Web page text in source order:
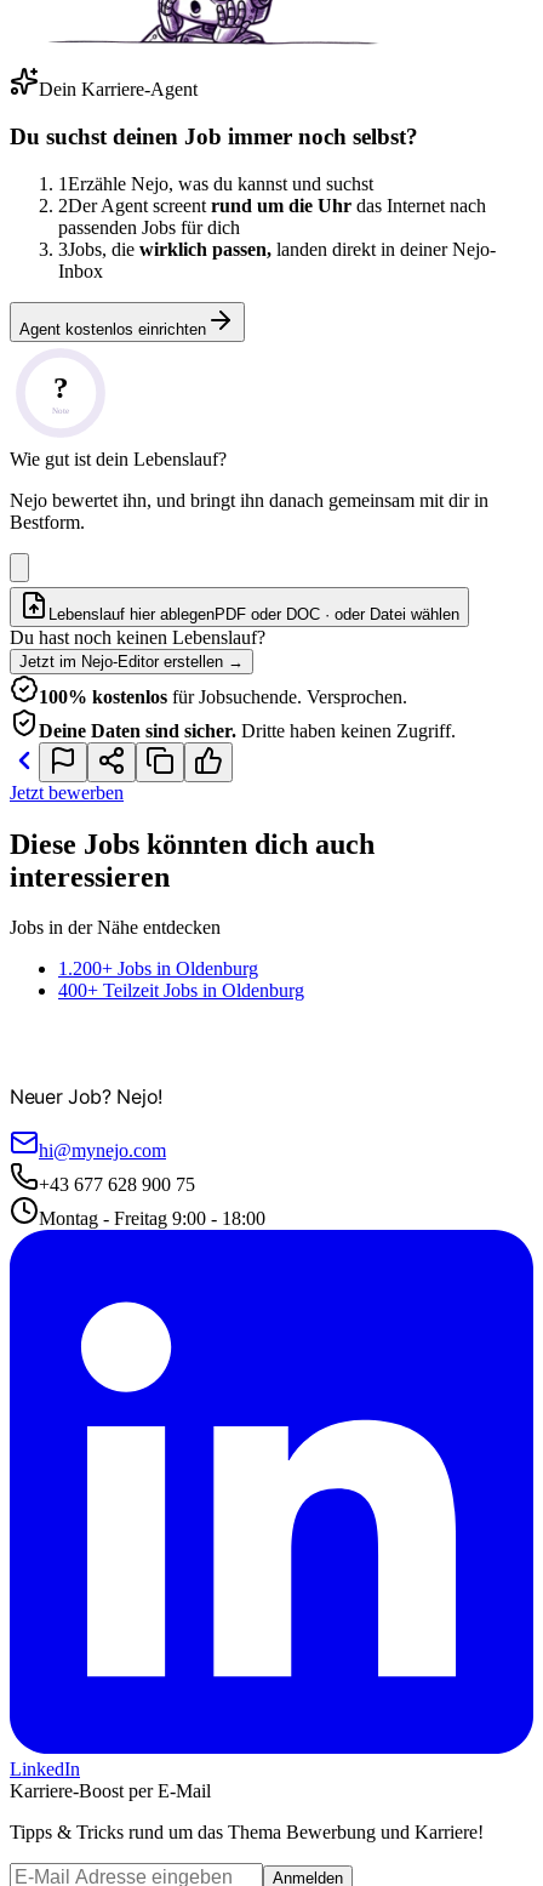
Dein Karriere-Agent
Du suchst deinen Job immer noch selbst?
1Erzähle Nejo, was du kannst und suchst
2Der Agent screent rund um die Uhr das Internet nach
passenden Jobs für dich
3Jobs, die wirklich passen, landen direkt in deiner Nejo-
Inbox
Agent kostenlos einrichten
?
Note
Wie gut ist dein Lebenslauf?
Nejo bewertet ihn, und bringt ihn danach gemeinsam mit dir in
Bestform.
Lebenslauf hier ablegenPDF oder DOC · oder Datei wählen
Du hast noch keinen Lebenslauf?
Jetzt im Nejo-Editor erstellen →
100% kostenlos für Jobsuchende. Versprochen.
Deine Daten sind sicher. Dritte haben keinen Zugriff.
Jetzt bewerben
Diese Jobs könnten dich auch
interessieren
Jobs in der Nähe entdecken
1.200+ Jobs in Oldenburg
400+ Teilzeit Jobs in Oldenburg
Neuer Job? Nejo!
hi@mynejo.com
+43 677 628 900 75
Montag - Freitag 9:00 - 18:00
LinkedIn
Karriere-Boost per E-Mail
Tipps & Tricks rund um das Thema Bewerbung und Karriere!
Anmelden